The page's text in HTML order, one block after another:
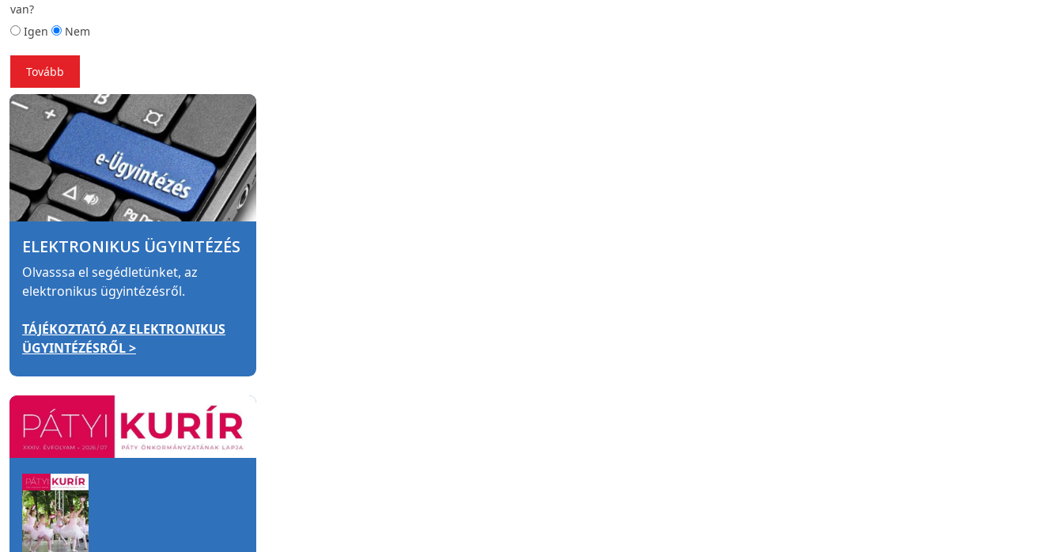
van?
Igen
Nem
Tovább
ELEKTRONIKUS ÜGYINTÉZÉS
Olvasssa el segédletünket, az
elektronikus ügyintézésről.
TÁJÉKOZTATÓ AZ ELEKTRONIKUS
ÜGYINTÉZÉSRŐL >